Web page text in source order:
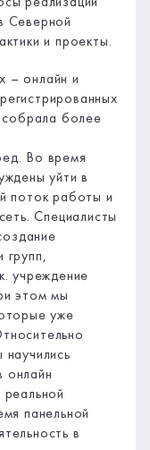
Северной
и проекты.
– онлайн и
собрала более
Во время
уйти в
поток работы и
Специалисты
групп,
учреждение
этом мы
уже
онлайн
панельной
в